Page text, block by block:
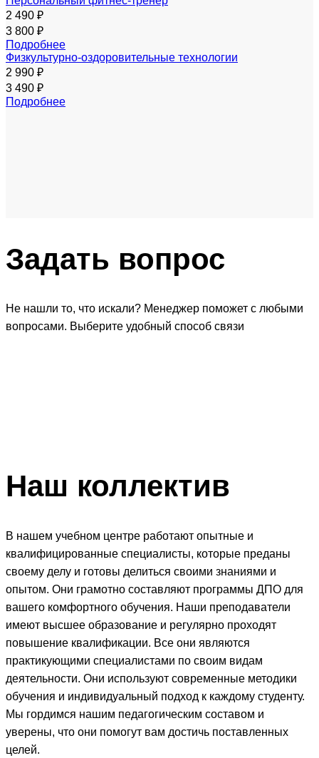
2 490 ₽
3 800 ₽
Подробнее
Физкультурно-оздоровительные технологии
2 990 ₽
3 490 ₽
Подробнее
Задать вопрос
Не нашли то, что искали? Менеджер поможет с любыми
вопросами. Выберите удобный способ связи
Наш коллектив
В нашем учебном центре работают опытные и
квалифицированные специалисты, которые преданы
своему делу и готовы делиться своими знаниями и
опытом. Они грамотно составляют программы ДПО для
вашего комфортного обучения. Наши преподаватели
имеют высшее образование и регулярно проходят
повышение квалификации. Все они являются
практикующими специалистами по своим видам
деятельности. Они используют современные методики
обучения и индивидуальный подход к каждому студенту.
Мы гордимся нашим педагогическим составом и
уверены, что они помогут вам достичь поставленных
целей.